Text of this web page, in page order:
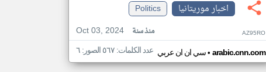
اخبار موريتانيا
Politics
Oct 03, 2024
منذ سنة AZ95RO
سي ان ان عربي• arabic.cnn.com عدد الكلمات: ٥٦٧ الصور: ٦